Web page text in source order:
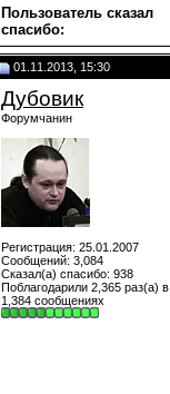
Пользователь сказал
cпасибо:
01.11.2013, 15:30
Дубовик
Форумчанин
Регистрация: 25.01.2007
Сообщений: 3,084
Сказал(а) спасибо: 938
Поблагодарили 2,365 раз(а) в
1,384 сообщениях